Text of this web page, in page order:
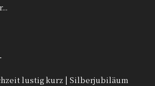
lustig kurz | Silberjubiläum